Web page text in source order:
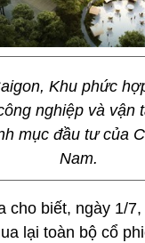
Khu phức
nghiệp và vận
mục đầu tư của
Nam.
cho biết, ngày 1/
lại toàn bộ cổ